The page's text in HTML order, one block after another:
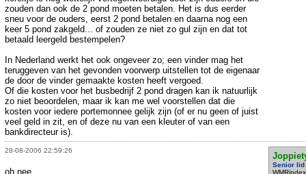
zouden dan ook de 2 pond moeten betalen. Het is dus eerder
sneu voor de ouders, eerst 2 pond betalen en daarna nog een
keer 5 pond zakgeld... of zouden ze niet zo gul zijn en dat tot
betaald leergeld bestempelen?
In Nederland werkt het ook ongeveer zo; een vinder mag het
teruggeven van het gevonden voorwerp uitstellen tot de eigenaar
de door de vinder gemaakte kosten heeft vergoed.
Of die kosten voor het busbedrijf 2 pond dragen kan ik natuurlijk
zo niet beoordelen, maar ik kan me wel voorstellen dat die
kosten voor iedere portemonnee gelijk zijn (of er nu geen of juist
veel geld in zit, en of deze nu van een kleuter of van een
bankdirecteur is).
28-08-2006 22:59:26
Senior lid
oh nee...